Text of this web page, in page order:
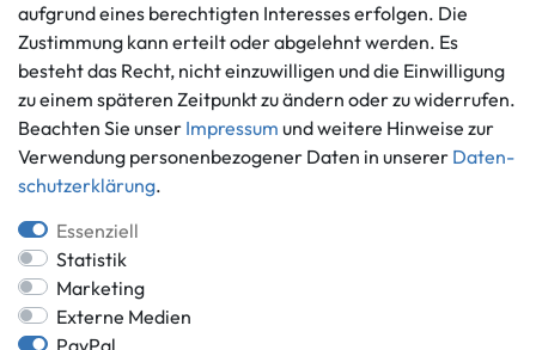
Informationen
Ankauf
Über uns
Häufig gestellte Fragen
Zahlung und Versand
Batterieentsorgung
Zahlungsmöglichkeiten
aufgrund eines berechtigten Interesses erfolgen. Die
Zustimmung kann erteilt oder abgelehnt werden. Es
besteht das Recht, nicht einzuwilligen und die Einwilligung
zu einem späteren Zeitpunkt zu ändern oder zu widerrufen.
Beachten Sie unser Impressum und weitere Hinweise zur
Verwendung personenbezogener Daten in unserer Daten­
schutz­erklärung.
Essenziell
Statistik
Marketing
Externe Medien
PayPal